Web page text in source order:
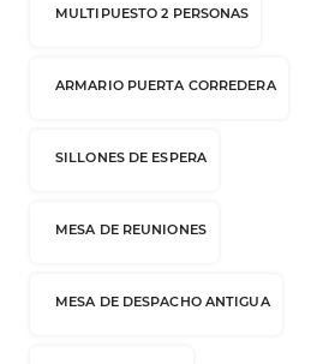
MULTIPUESTO 2 PERSONAS
ARMARIO PUERTA CORREDERA
SILLONES DE ESPERA
MESA DE REUNIONES
MESA DE DESPACHO ANTIGUA